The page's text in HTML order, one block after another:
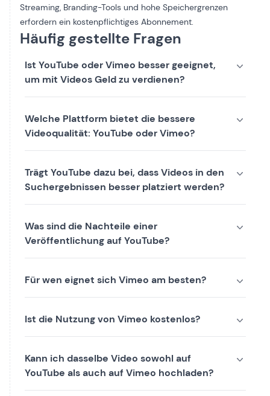
Streaming, Branding-Tools und hohe Speichergrenzen
erfordern ein kostenpflichtiges Abonnement.
Häufig gestellte Fragen
Ist YouTube oder Vimeo besser geeignet,
um mit Videos Geld zu verdienen?
Welche Plattform bietet die bessere
Videoqualität: YouTube oder Vimeo?
Trägt YouTube dazu bei, dass Videos in den
Suchergebnissen besser platziert werden?
Was sind die Nachteile einer
Veröffentlichung auf YouTube?
Für wen eignet sich Vimeo am besten?
Ist die Nutzung von Vimeo kostenlos?
Kann ich dasselbe Video sowohl auf
YouTube als auch auf Vimeo hochladen?